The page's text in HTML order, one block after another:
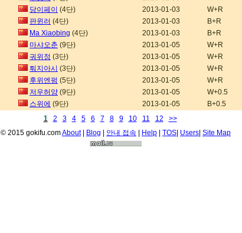
당이페이 (4단) 2013-01-03
W+R
판윈러 (4단) 2013-01-03
B+R
Ma Xiaobing (4단) 2013-01-03
B+R
마샤오춘 (9단) 2013-01-05
W+R
궈위정 (3단) 2013-01-05
W+R
퉈지아시 (3단) 2013-01-05
W+R
후위엔펑 (5단) 2013-01-05
W+R
저우허양 (9단) 2013-01-05
W+0.5
스위에 (9단) 2013-01-05
B+0.5
1
2 3 4 5 6 7 8 9 10 11 12
>>
© 2015 gokifu.comAbout| Blog | 안내 접속 | Help | TOS| Users| Site Map